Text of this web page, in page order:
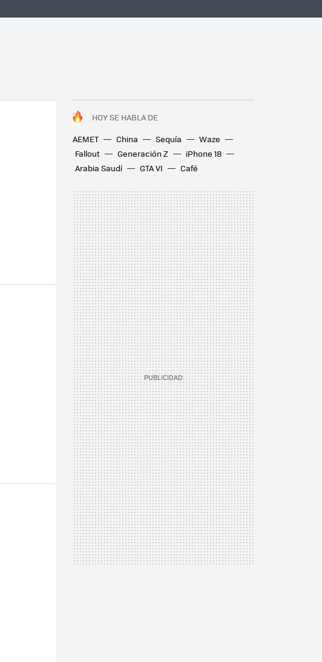
HOY SE HABLA DE
AEMET
China Sequía
Waze
Fallout
Generación Z
iPhone 18
Arabia Saudí
GTA VI Café